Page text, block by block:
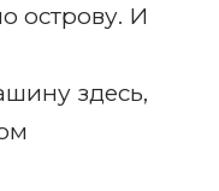
острову. И
здесь,